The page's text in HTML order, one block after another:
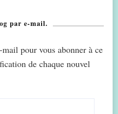
par e-mail.
mail pour vous abonner à ce
de chaque nouvel